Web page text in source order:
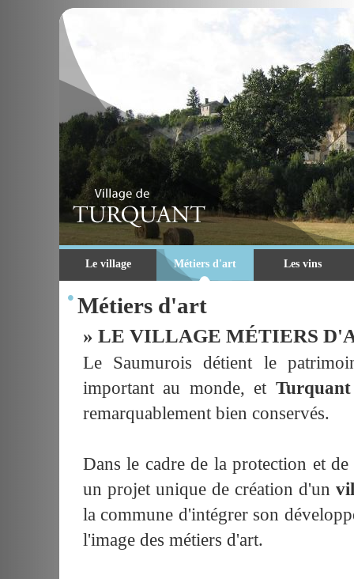
Le village Métiers d'art Les vins
•Métiers d'art
» LE VILLAGE MÉTIERS
Le Saumurois détient le
important au monde, et
remarquablement bien conservés.
Dans le cadre de la protection et
un projet unique de création d'un
la commune d'intégrer son
l'image des métiers d'art.